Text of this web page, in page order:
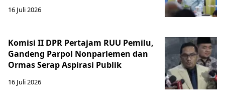
16 Juli 2026
Komisi II DPR Pertajam RUU Pemilu,
Gandeng Parpol Nonparlemen dan
Ormas Serap Aspirasi Publik
16 Juli 2026